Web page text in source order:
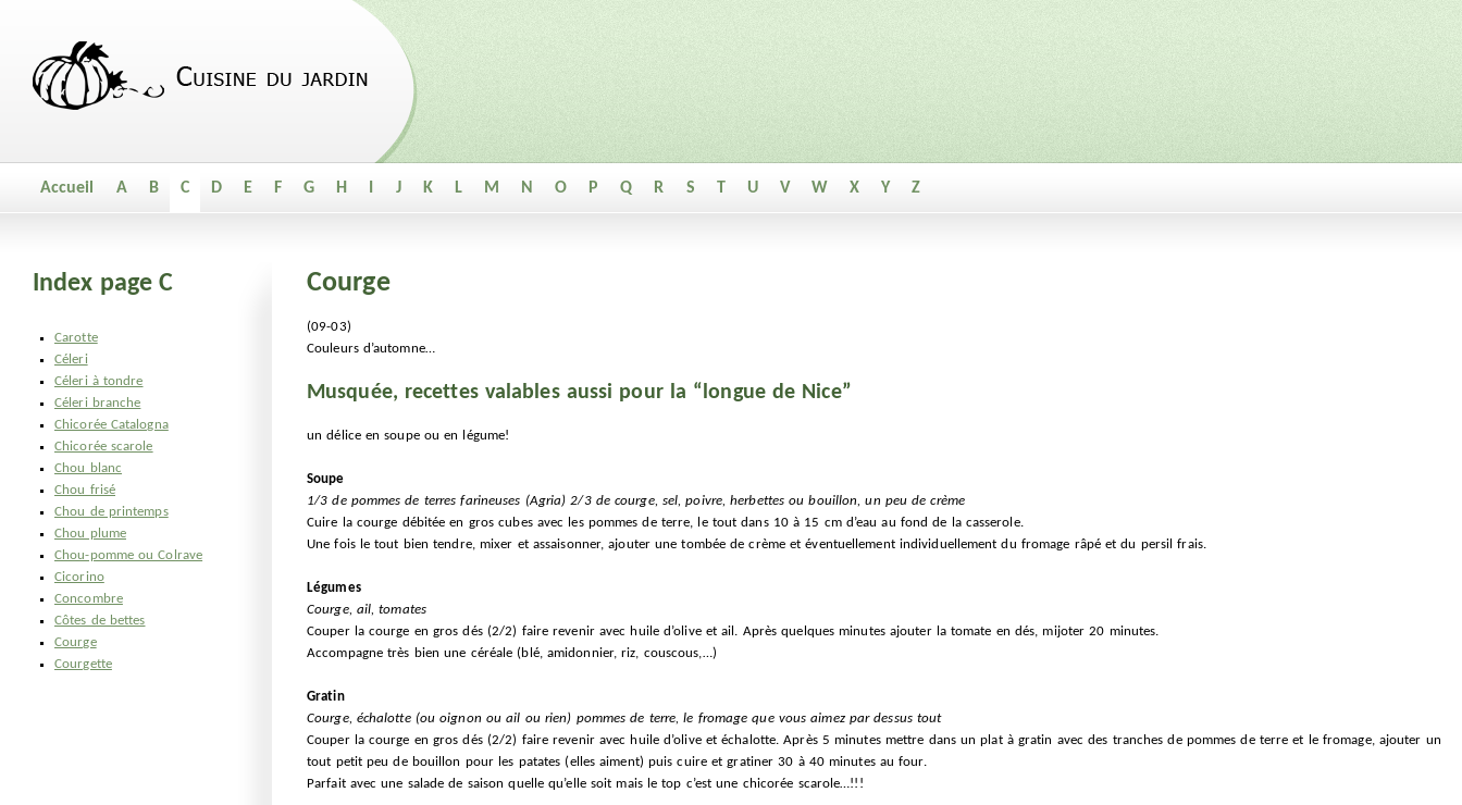
Accueil A B C D E F G H J K L M N O P Q R S T U V W X Y Z
Index page C
Carotte
Céleri
Céleri à tondre
Céleri branche
Chicorée Catalogna
Chicorée scarole
Chou blanc
Chou frisé
Chou de printemps
Chou plume
Chou-pomme ou Colrave
Cicorino
Concombre
Côtes de bettes
Courge
Courgette
Courge
(09-03)
Couleurs d’automne…
Musquée, recettes valables aussi pour la “longue de Nice”
un délice en soupe ou en légume!
Soupe
1/3 de pommes de terres farineuses (Agria) 2/3 de courge, sel, poivre, herbettes ou bouillon, un peu de crème
Cuire la courge débitée en gros cubes avec les pommes de terre, le tout dans 10 à 15 cm d’eau au fond de la casserole.
Une fois le tout bien tendre, mixer et assaisonner, ajouter une tombée de crème et éventuellement individuellement du fromage râpé et du persil frais.
Légumes
Courge, ail, tomates
Couper la courge en gros dés (2/2) faire revenir avec huile d’olive et ail. Après quelques minutes ajouter la tomate en dés, mijoter 20 minutes.
Accompagne très bien une céréale (blé, amidonnier, riz, couscous,…)
Gratin
Courge, échalotte (ou oignon ou ail ou rien) pommes de terre, le fromage que vous aimez par dessus tout
Couper la courge en gros dés (2/2) faire revenir avec huile d’olive et échalotte. Après 5 minutes mettre dans un plat à gratin avec des tranches de pommes de terre et le fromage, ajouter un
tout petit peu de bouillon pour les patates (elles aiment) puis cuire et gratiner 30 à 40 minutes au four.
Parfait avec une salade de saison quelle qu’elle soit mais le top c’est une chicorée scarole…!!!